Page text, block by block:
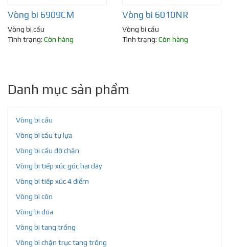
Vòng bi 6909CM
Vòng bi cầu
Tình trạng: Còn hàng
Vòng bi 6010NR
Vòng bi cầu
Tình trạng: Còn hàng
Danh mục sản phẩm
Vòng bi cầu
Vòng bi cầu tự lựa
Vòng bi cầu đỡ chặn
Vòng bi tiếp xúc góc hai dãy
Vòng bi tiếp xúc 4 điểm
Vòng bi côn
Vòng bi đũa
Vòng bi tang trống
Vòng bi chặn trục tang trống